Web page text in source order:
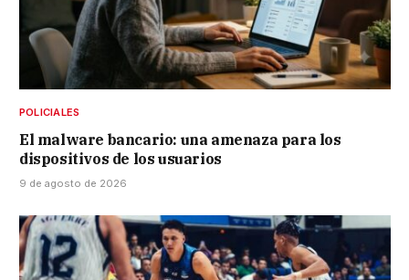
POLICIALES
El malware bancario: una amenaza para los
dispositivos de los usuarios
9 de agosto de 2026